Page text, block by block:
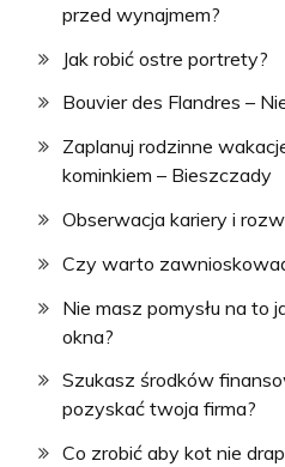
przed wynajmem?
Jak robić ostre portrety?
Bouvier des Flandres –
Zaplanuj rodzinne
kominkiem – Bieszczady
Obserwacja kariery i
Czy warto
Nie masz pomysłu na to
okna?
Szukasz środków
pozyskać twoja firma?
Co zrobić aby kot nie